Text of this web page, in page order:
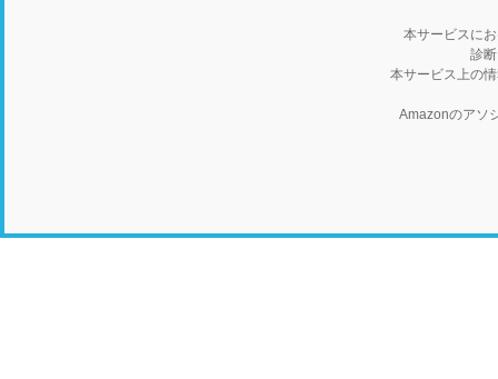
本サービスに
診
本サービス上の
Amazonのアソ